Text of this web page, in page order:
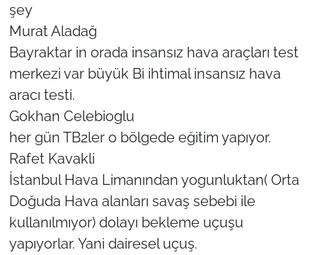
şey
Murat Aladağ
Bayraktar in orada insansız hava araçları test
merkezi var büyük Bi ihtimal insansız hava
aracı testi.
Gokhan Celebioglu
her gün TB2ler o bölgede eğitim yapıyor.
Rafet Kavakli
İstanbul Hava Limanından yogunluktan( Orta
Doğuda Hava alanları savaş sebebi ile
kullanılmıyor) dolayı bekleme uçuşu
yapıyorlar. Yani dairesel uçuş.